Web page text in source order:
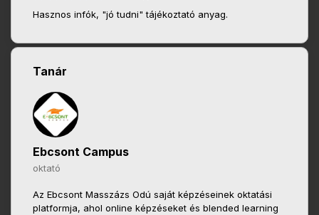
Hasznos infók, "jó tudni" tájékoztató anyag.
Tanár
Ebcsont Campus
oktató
Az Ebcsont Masszázs Odú saját képzéseinek oktatási
platformja, ahol online képzéseket és blended learning